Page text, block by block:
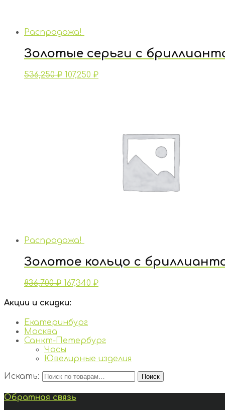
Распродажа!
Золотые серьги с
536,250₽ 107,250 ₽
Распродажа!
Золотое кольцо с
836,700₽ 167,340 ₽
Акции и скидки:
Екатеринбург
Москва
Санкт-Петербург
Часы
Ювелирные изделия
Искать:
Поиск
Обратная связь